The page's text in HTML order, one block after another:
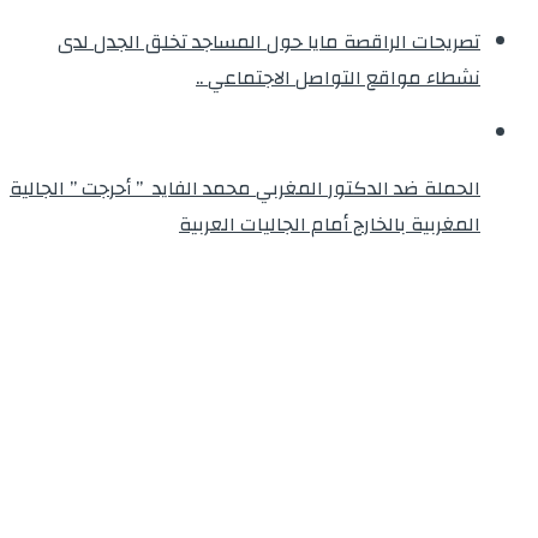
تصريحات الراقصة مايا حول المساجد تخلق الجدل لدى
نشطاء مواقع التواصل الاجتماعي ..
الحملة ضد الدكتور المغربي محمد الفايد ” أحرجت ” الجالية
المغربية بالخارج أمام الجاليات العربية